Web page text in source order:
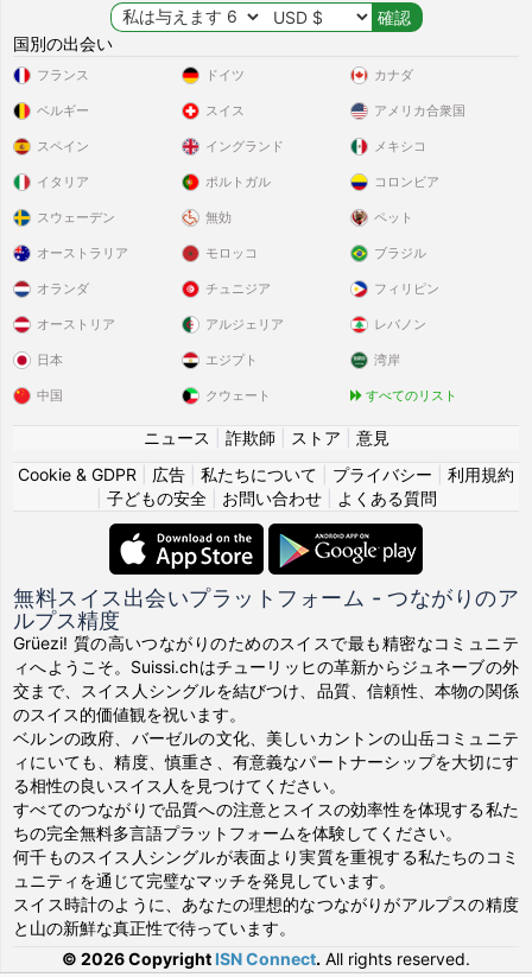
国別の出会い
フランス
ベルギー
スペイン
イタリア
スウェーデン
ドイツ
スイス
イングランド
ポルトガル
無効
カナダ
アメリカ合衆国
メキシコ
コロンビア
ペット
オーストラリア
オランダ
オーストリア
日本
中国
モロッコ
チュニジア
アルジェリア
エジプト
クウェート
ブラジル
フィリピン
レバノン
湾岸
すべてのリスト
ニュース 詐欺師 ストア
意見
Cookie & GDPR
広告 私たちについて プライバシー
利用規約
子どもの安全| お問い合わせ| よくある質問
無料スイス出会いプラットフォーム - つながりのア
ルプス精度
Grüezi! 質の高いつながりのためのスイスで最も精密なコミュニテ
ィへようこそ。Suissi.chはチューリッヒの革新からジュネーブの外
交まで、スイス人シングルを結びつけ、品質、信頼性、本物の関係
のスイス的価値観を祝います。
ベルンの政府、バーゼルの文化、美しいカントンの山岳コミュニテ
ィにいても、精度、慎重さ、有意義なパートナーシップを大切にす
る相性の良いスイス人を見つけてください。
すべてのつながりで品質への注意とスイスの効率性を体現する私た
ちの完全無料多言語プラットフォームを体験してください。
何千ものスイス人シングルが表面より実質を重視する私たちのコミ
ュニティを通じて完璧なマッチを発見しています。
スイス時計のように、あなたの理想的なつながりがアルプスの精度
と山の新鮮な真正性で待っています。
© 2026 Copyright ISN Connect. All rights reserved.